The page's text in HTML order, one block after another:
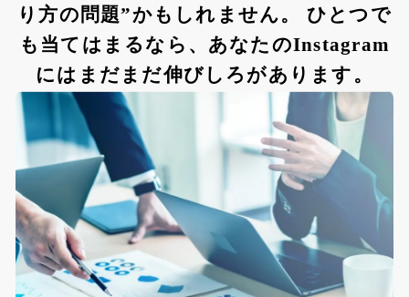
り方の問題”かもしれません。 ひとつで
も当てはまるなら、あなたのInstagram
にはまだまだ伸びしろがあります。